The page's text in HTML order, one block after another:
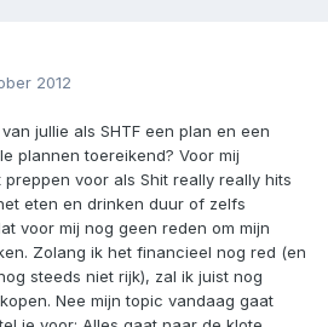
2012
jullie als SHTF een plan en een
plannen toereikend? Voor mij
voor als Shit really really hits
eten en drinken duur of zelfs
voor mij nog geen reden om mijn
Zolang ik het financieel nog red (en
steeds niet rijk), zal ik juist nog
Nee mijn topic vandaag gaat